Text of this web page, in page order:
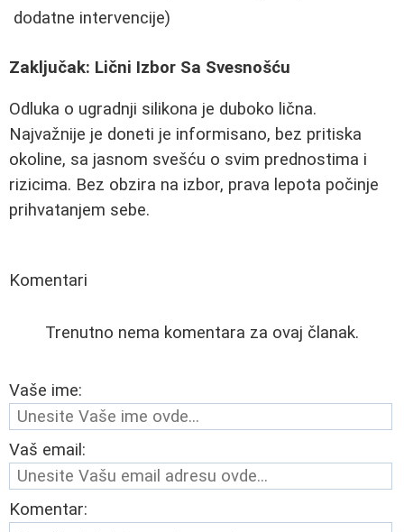
dodatne intervencije)
Zaključak: Lični Izbor Sa Svesnošću
Odluka o ugradnji silikona je duboko lična.
Najvažnije je doneti je informisano, bez pritiska
okoline, sa jasnom svešću o svim prednostima i
rizicima. Bez obzira na izbor, prava lepota počinje
prihvatanjem sebe.
Komentari
Trenutno nema komentara za ovaj članak.
Vaše ime:
Vaš email:
Komentar: